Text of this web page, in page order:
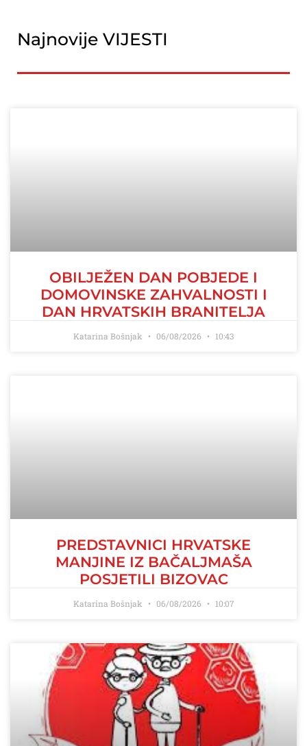
Najnovije VIJESTI
OBILJEŽEN DAN POBJEDE I
DOMOVINSKE ZAHVALNOSTI I
DAN HRVATSKIH BRANITELJA
Katarina Bošnjak 06/08/2026 10:43
PREDSTAVNICI HRVATSKE
MANJINE IZ BAČALJMAŠA
POSJETILI BIZOVAC
Katarina Bošnjak 06/08/2026 10:07